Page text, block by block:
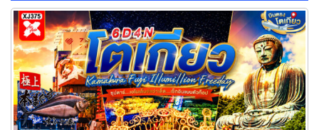
ทัวร์โตเกียว เอโนเด็นจัดว่าเด็ด…เช็กอินแบบตัวท็อป 6 วัน 4 คืน